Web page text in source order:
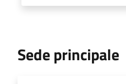
Sede principale